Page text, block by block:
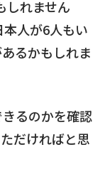
しれません
人が6人もい
るかもしれま
るのかを確認
だければと思